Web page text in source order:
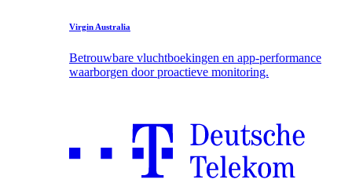
Virgin Australia
Betrouwbare vluchtboekingen en app-performance
waarborgen door proactieve monitoring.